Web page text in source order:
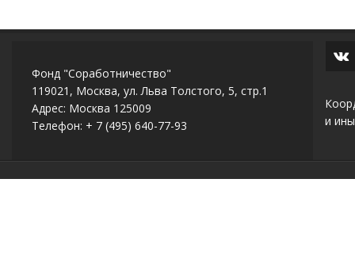
Фонд "Соработничество"
119021, Москва, ул. Льва Толстого, 5, стр.1
Адрес: Москва 125009
Телефон: + 7 (495) 640-77-93
и